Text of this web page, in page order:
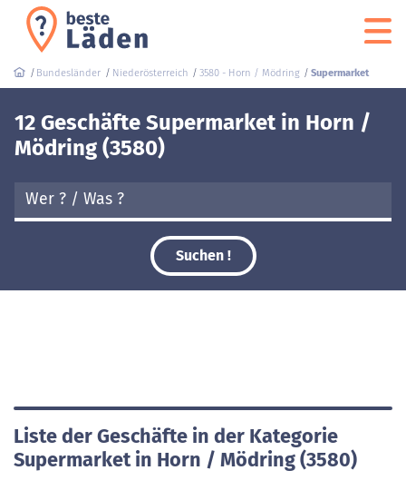
Bundesländer Niederösterreich 3580 - Horn / Mödring Supermarket
12 Geschäfte Supermarket in Horn /
Mödring (3580)
Suchen !
Liste der Geschäfte in der Kategorie
Supermarket in Horn / Mödring (3580)